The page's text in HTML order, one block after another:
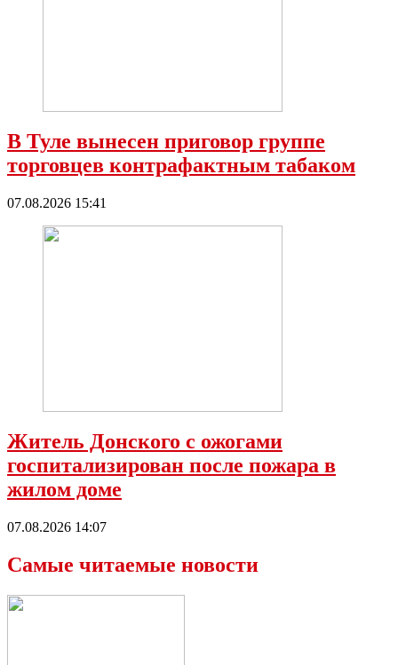
В Туле вынесен приговор группе
торговцев контрафактным табаком
07.08.2026 15:41
Житель Донского с ожогами
госпитализирован после пожара в
жилом доме
07.08.2026 14:07
Самые читаемые новости